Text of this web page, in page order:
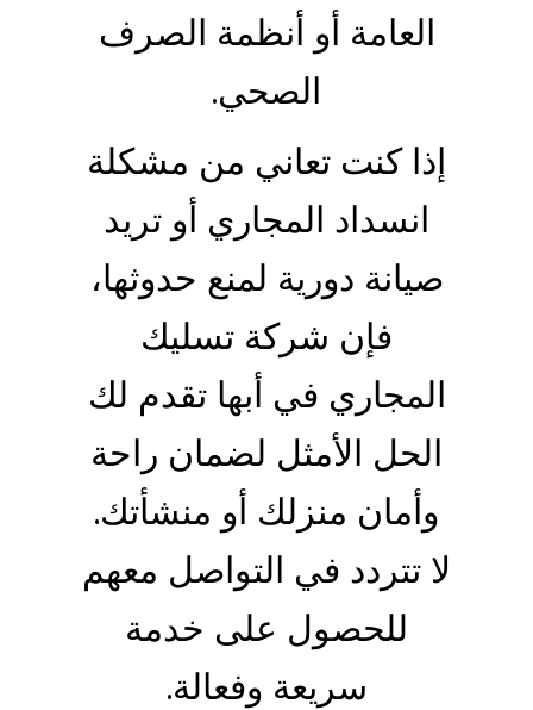
العامة أو أنظمة الصرف
الصحي.
إذا كنت تعاني من مشكلة
انسداد المجاري أو تريد
صيانة دورية لمنع حدوثها،
فإن شركة تسليك
المجاري في أبها تقدم لك
الحل الأمثل لضمان راحة
وأمان منزلك أو منشأتك.
لا تتردد في التواصل معهم
للحصول على خدمة
سريعة وفعالة.